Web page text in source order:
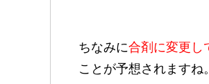
ちなみに合剤に変更し
ことが予想されますね。